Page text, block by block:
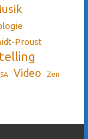
Proust
Video Zen